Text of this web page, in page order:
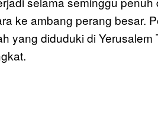
ke ambang perang besar.
yang diduduki di